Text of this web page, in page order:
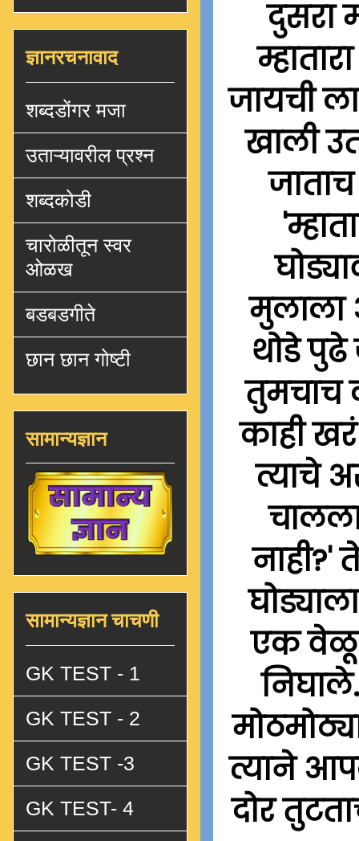
दुसरा
जायची
खाली
मुलाला
थोडे पुढे
तुमचाच
काही
त्याचे
नाही?'
एक वेळू
त्याने
दोर
ज्ञानरचनावाद
शब्दडोंगर मजा
उताऱ्यावरील प्रश्न
शब्दकोडी
चारोळीतून स्वर
ओळख
बडबडगीते
छान छान गोष्टी
सामान्यज्ञान
सामान्यज्ञान चाचणी
GK TEST - 1
GK TEST - 2
GK TEST -3
GK TEST- 4